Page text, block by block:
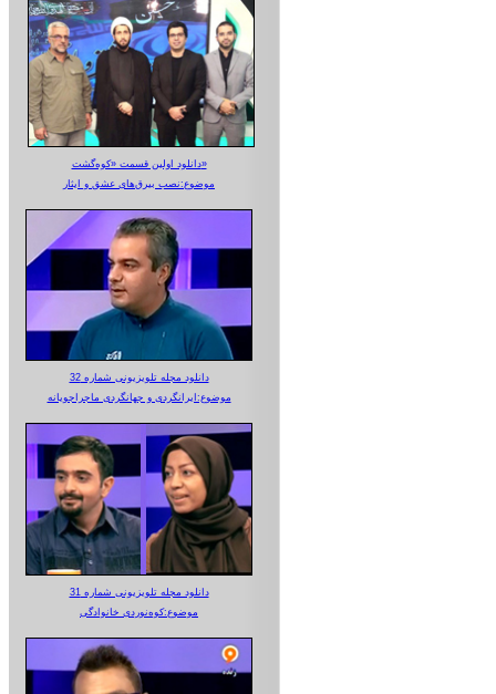
دانلود اولین قسمت «کوه‌گشت»
موضوع:نصب بیرق‌های عشق و ایثار
دانلود مجله تلویزیونی شماره 32
موضوع:ایرانگردی و جهانگردی ماجراجویانه
دانلود مجله تلویزیونی شماره 31
موضوع:کوه‌نوردی خانوادگی